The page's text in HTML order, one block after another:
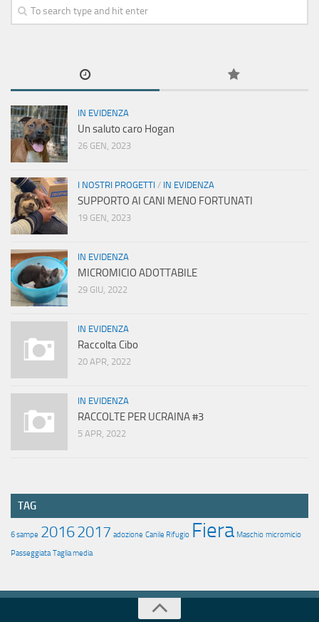
Regole per una buona adozione
IN EVIDENZA
Un saluto caro Hogan
26 GEN, 2023
I NOSTRI PROGETTI / IN EVIDENZA
SUPPORTO AI CANI MENO FORTUNATI
19 GEN, 2023
IN EVIDENZA
MICROMICIO ADOTTABILE
29 GIU, 2022
IN EVIDENZA
Raccolta Cibo
20 APR, 2022
IN EVIDENZA
RACCOLTE PER UCRAINA #3
5 APR, 2022
TAG
6 sampe 20162017 adozione Canile Rifugio Fiera Maschio micromicio
Passeggiata Taglia media